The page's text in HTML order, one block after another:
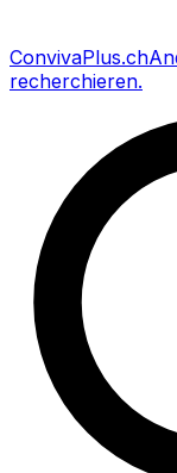
ConvivaPlus.ch
recherchieren.